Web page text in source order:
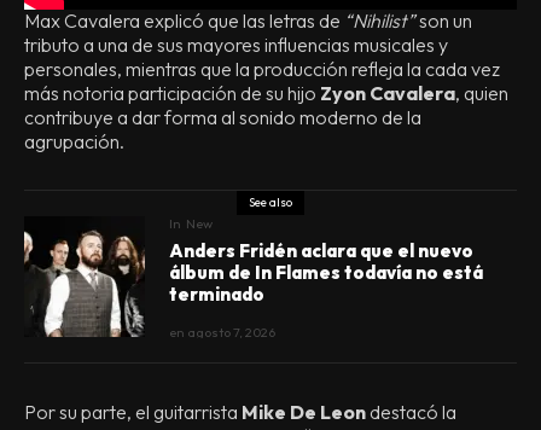
Max Cavalera explicó que las letras de “Nihilist”son un
tributo a una de sus mayores influencias musicales y
personales, mientras que la producción refleja la cada vez
más notoria participación de su hijo Zyon Cavalera, quien
contribuye a dar forma al sonido moderno de la
agrupación.
See also
In New
Anders Fridén aclara que el nuevo
álbum de In Flames todavía no está
terminado
en agosto 7, 2026
Por su parte, el guitarrista Mike De Leon destacó la